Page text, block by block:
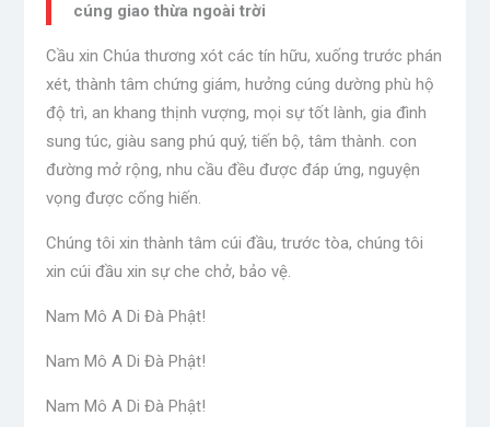
cúng giao thừa ngoài trời
Cầu xin Chúa thương xót các tín hữu, xuống trước phán
xét, thành tâm chứng giám, hưởng cúng dường phù hộ
độ trì, an khang thịnh vượng, mọi sự tốt lành, gia đình
sung túc, giàu sang phú quý, tiến bộ, tâm thành. con
đường mở rộng, nhu cầu đều được đáp ứng, nguyện
vọng được cống hiến.
Chúng tôi xin thành tâm cúi đầu, trước tòa, chúng tôi
xin cúi đầu xin sự che chở, bảo vệ.
Nam Mô A Di Đà Phật!
Nam Mô A Di Đà Phật!
Nam Mô A Di Đà Phật!